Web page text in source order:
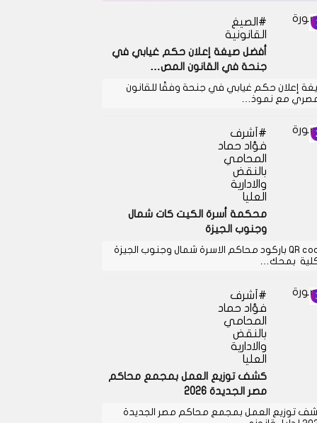
الصيغ
القانونية
أفضل صيغة إعلان حكم غيابي في
جنحة في القانون المص…
إعلان حكم غيابي في جنحة وفقًا للقانون
مع نموذ…
أشرف
فؤاد حماد
المحامي
بالنقض
والادارية
العليا
محكمة أسرة الكيت كات شمال
وجنوب الجيزة
QR code باركود محاكم الاسرة شمال وجنوب الجيزة
بمحك…
أشرف
فؤاد حماد
المحامي
بالنقض
والادارية
العليا
كشف توزيع العمل بمجمع محاكم
مصر الجديدة 2026
توزيع العمل بمجمع محاكم مصر الجديدة